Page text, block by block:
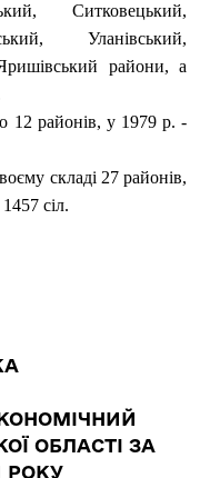
Ситковецький,
Уланівський,
райони, а
12 районів, у 1979 p. -
складі 27 районів,
сіл.
ОБЛАСТІ ЗА
РОКУ